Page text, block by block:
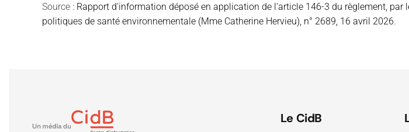
Source : Rapport d'information déposé en application de l'article 146-3 du règlement,
politiques de santé environnementale (Mme Catherine Hervieu), n° 2689, 16 avril 2026.
Le CidB